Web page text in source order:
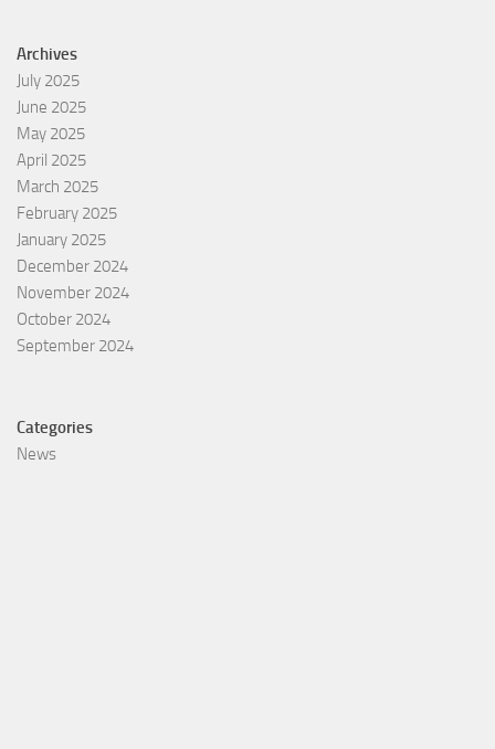
Archives
July 2025
June 2025
May 2025
April 2025
March 2025
February 2025
January 2025
December 2024
November 2024
October 2024
September 2024
Categories
News